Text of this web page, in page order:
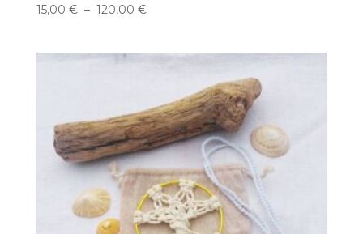
15,00 € – 120,00 €Plage
120,00 €